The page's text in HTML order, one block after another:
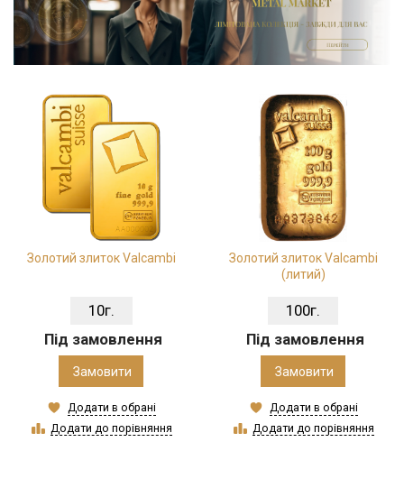
Золотий злиток Valcambi
10г.
Під замовлення
Замовити
Додати в обрані
Додати до порівняння
Золотий злиток Valcambi
(литий)
100г.
Під замовлення
Замовити
Додати в обрані
Додати до порівняння